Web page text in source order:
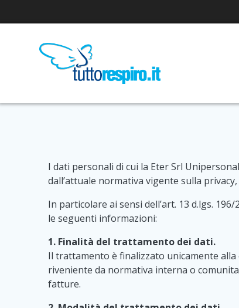
to
I dati personali di cui la Eter Srl
dall’attuale normativa vigente sulla privacy,
In particolare ai sensi dell’art. 13 d.lgs.
le seguenti informazioni:
1. Finalità del trattamento dei dati.
Il trattamento è finalizzato unicamente
riveniente da normativa interna o
fatture.